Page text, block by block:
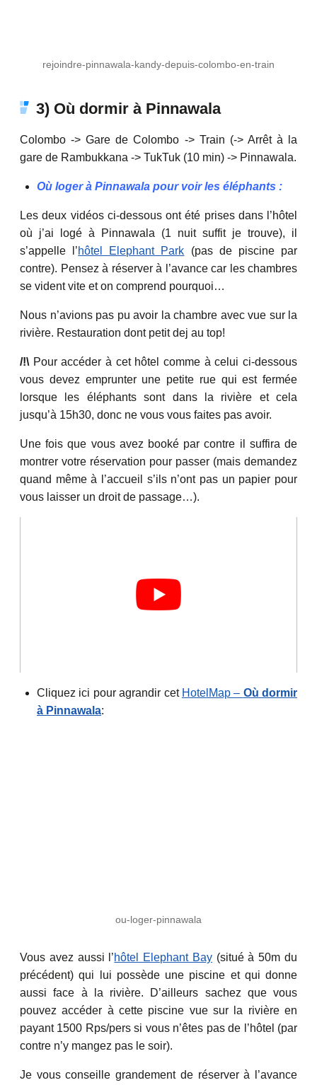
rejoindre-pinnawala-kandy-depuis-colombo-en-train
3) Où dormir à Pinnawala
Colombo -> Gare de Colombo -> Train (-> Arrêt à la
gare de Rambukkana -> TukTuk (10 min) -> Pinnawala.
Où loger à Pinnawala pour voir les éléphants :
Les deux vidéos ci-dessous ont été prises dans l’hôtel
où j’ai logé à Pinnawala (1 nuit suffit je trouve), il
s’appelle l’hôtel Elephant Park (pas de piscine par
contre). Pensez à réserver à l’avance car les chambres
se vident vite et on comprend pourquoi…
Nous n’avions pas pu avoir la chambre avec vue sur la
rivière. Restauration dont petit dej au top!
/!\ Pour accéder à cet hôtel comme à celui ci-dessous
vous devez emprunter une petite rue qui est fermée
lorsque les éléphants sont dans la rivière et cela
jusqu’à 15h30, donc ne vous vous faites pas avoir.
Une fois que vous avez booké par contre il suffira de
montrer votre réservation pour passer (mais demandez
quand même à l’accueil s’ils n’ont pas un papier pour
vous laisser un droit de passage…).
Cliquez ici pour agrandir cet HotelMap – Où dormir
à Pinnawala:
ou-loger-pinnawala
Vous avez aussi l’hôtel Elephant Bay(situé à 50m du
précédent) qui lui possède une piscine et qui donne
aussi face à la rivière. D’ailleurs sachez que vous
pouvez accéder à cette piscine vue sur la rivière en
payant 1500 Rps/pers si vous n’êtes pas de l’hôtel (par
contre n’y mangez pas le soir).
Je vous conseille grandement de réserver à l’avance